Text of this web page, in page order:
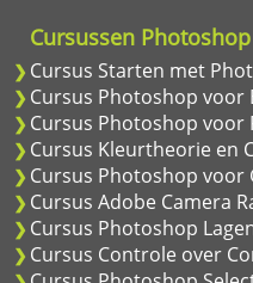
Cursussen Photoshop
Cursus Starten met
Cursus Photoshop voor
Cursus Photoshop voor
Cursus Kleurtheorie en
Cursus Photoshop voor
Cursus Adobe Camera
Cursus Photoshop
Cursus Controle over